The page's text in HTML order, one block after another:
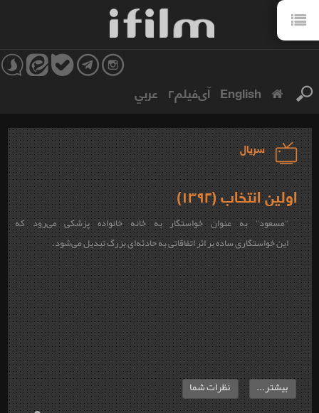
English آی‌فیلم۲ عربي
سریال
اولین انتخاب (۱۳۹۲)
"مسعود" به عنوان خواستگار به خانه خانواده پزشکی می‌رود که
این خواستگاری ساده بر اثر اتفاقاتی به حادثه‌ای بزرگ تبدیل می‌شود.
بیشتر... نظرات شما